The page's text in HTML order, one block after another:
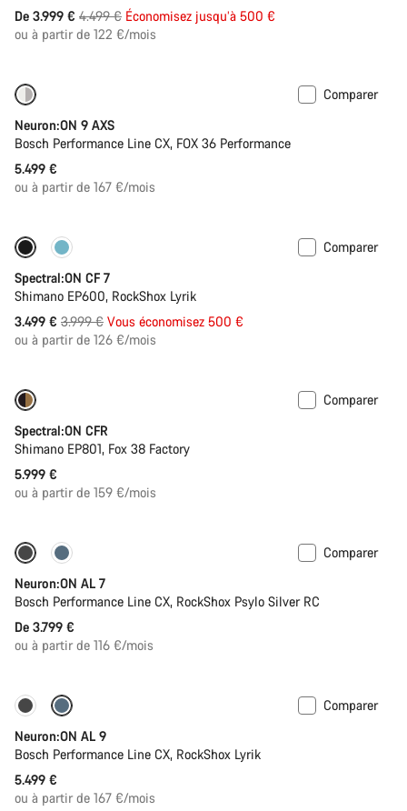
De 3.999 € Prix
4.499 € Économisez jusqu’à 500 €
ou à partir de 122 €/mois
Comparer
Neuron:ON 9 AXS
Bosch Performance Line CX, FOX 36 Performance
5.499 €
ou à partir de 167 €/mois
Disponible uniquement en XL
Comparer
Spectral:ON CF 7
Shimano EP600, RockShox Lyrik
3.499 € Prix
3.999 € Vous économisez 500 €
ou à partir de 126 €/mois
Comparer
Spectral:ON CFR
Shimano EP801, Fox 38 Factory
5.999 €
ou à partir de 159 €/mois
Bientôt disponible
Comparer
Neuron:ON AL 7
Bosch Performance Line CX, RockShox Psylo Silver RC
De 3.799 €
ou à partir de 116 €/mois
Bientôt disponible
Comparer
Neuron:ON AL 9
Bosch Performance Line CX, RockShox Lyrik
5.499 €
ou à partir de 167 €/mois